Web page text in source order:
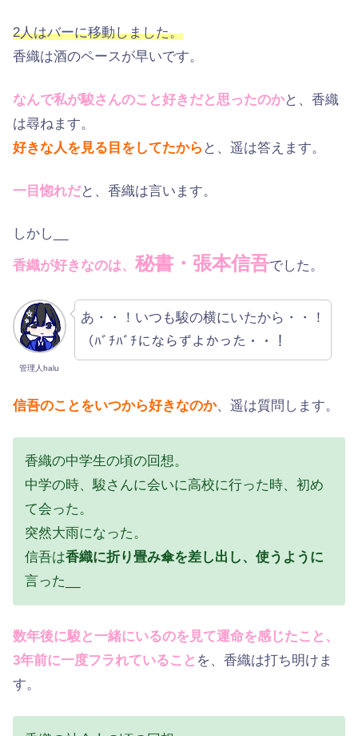
2人はバーに移動しました。
香織は酒のペースが早いです。
なんで私が駿さんのこと好きだと思ったのかと、香織
は尋ねます。
好きな人を見る目をしてたから と、遥は答えます。
一目惚れだと、香織は言います。
しかし__
香織が好きなのは、 秘書・張本信吾でした。
管理人halu
あ・・！いつも駿の横にいたから・・！
（ﾊﾞﾁﾊﾞﾁにならずよかった・・！
信吾のことをいつから好きなのか、遥は質問します。
香織の中学生の頃の回想。
中学の時、駿さんに会いに高校に行った時、初め
て会った。
突然大雨になった。
信吾は香織に折り畳み傘を差し出し、使うように
言った__
数年後に駿と一緒にいるのを見て運命を感じたこと、
3年前に一度フラれていること を、香織は打ち明けま
す。